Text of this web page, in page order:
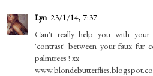
Lyn 23/1/14, 7:37
Can't really help you with
'contrast' between your faux fur
palmtrees ! xx